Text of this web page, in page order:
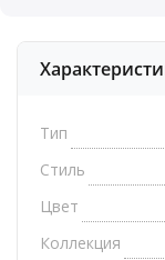
Тип
Стиль
Цвет
Коллекция